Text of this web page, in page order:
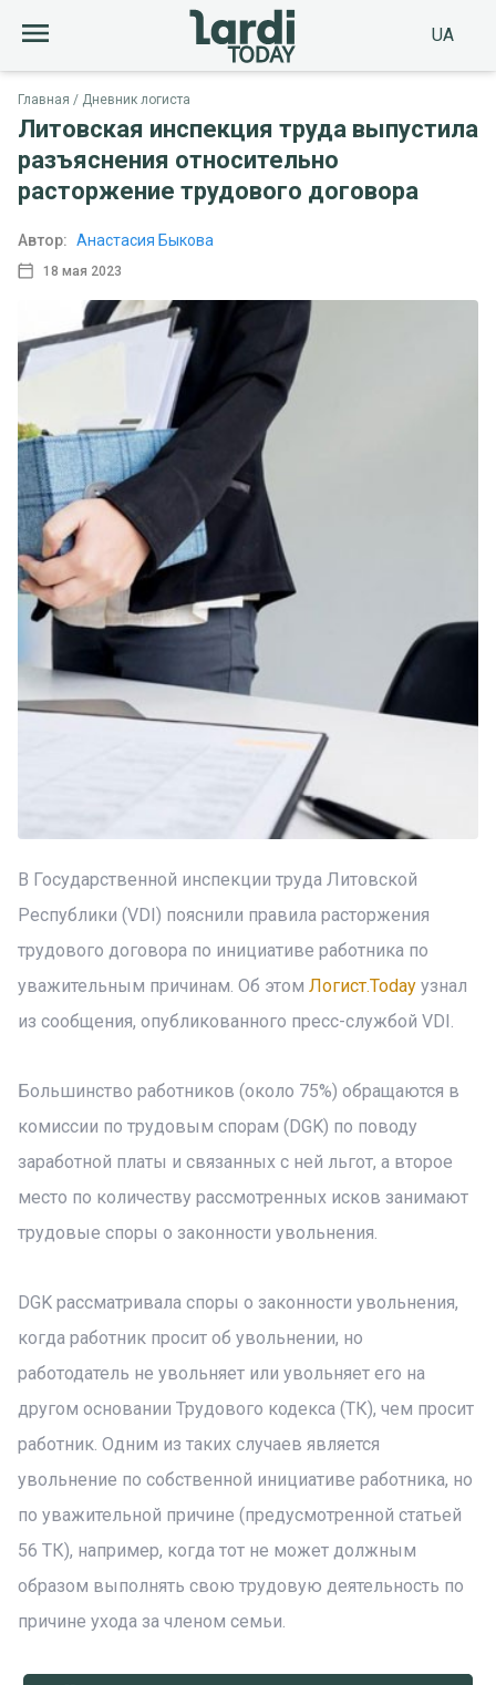
UA
Главная Дневник логиста
Литовская инспекция труда выпустила
разъяснения относительно
расторжение трудового договора
18 мая 2023
Автор: Анастасия Быкова
В Государственной инспекции труда Литовской
Республики (VDI) пояснили правила расторжения
трудового договора по инициативе работника по
уважительным причинам. Об этом Логист.Today узнал
из сообщения, опубликованного пресс-службой VDI.
Большинство работников (около 75%) обращаются в
комиссии по трудовым спорам (DGK) по поводу
заработной платы и связанных с ней льгот, а второе
место по количеству рассмотренных исков занимают
трудовые споры о законности увольнения.
DGK рассматривала споры о законности увольнения,
когда работник просит об увольнении, но
работодатель не увольняет или увольняет его на
другом основании Трудового кодекса (ТК), чем просит
работник. Одним из таких случаев является
увольнение по собственной инициативе работника, но
по уважительной причине (предусмотренной статьей
56 ТК), например, когда тот не может должным
образом выполнять свою трудовую деятельность по
причине ухода за членом семьи.